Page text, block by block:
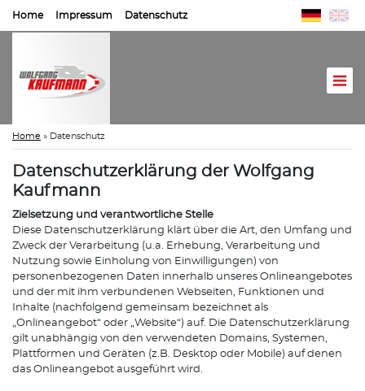
Home Impressum Datenschutz
Home » Datenschutz
Datenschutzerklärung der Wolfgang
Kaufmann
Zielsetzung und verantwortliche Stelle
Diese Datenschutzerklärung klärt über die Art, den Umfang und
Zweck der Verarbeitung (u.a. Erhebung, Verarbeitung und
Nutzung sowie Einholung von Einwilligungen) von
personenbezogenen Daten innerhalb unseres Onlineangebotes
und der mit ihm verbundenen Webseiten, Funktionen und
Inhalte (nachfolgend gemeinsam bezeichnet als
„Onlineangebot“ oder „Website“) auf. Die Datenschutzerklärung
gilt unabhängig von den verwendeten Domains, Systemen,
Plattformen und Geräten (z.B. Desktop oder Mobile) auf denen
das Onlineangebot ausgeführt wird.